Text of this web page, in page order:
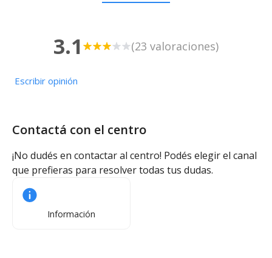
3.1 (23 valoraciones)
Escribir opinión
Contactá con el centro
¡No dudés en contactar al centro! Podés elegir el canal
que prefieras para resolver todas tus dudas.
Información